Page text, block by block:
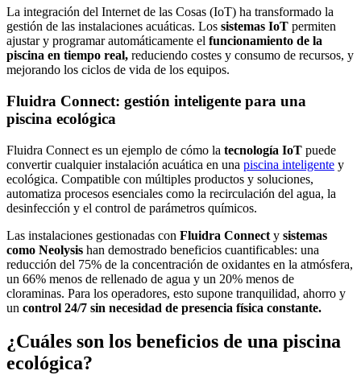
La integración del Internet de las Cosas (IoT) ha transformado la
gestión de las instalaciones acuáticas. Los sistemas IoT permiten
ajustar y programar automáticamente el funcionamiento de la
piscina en tiempo real, reduciendo costes y consumo de recursos, y
mejorando los ciclos de vida de los equipos.
Fluidra Connect: gestión inteligente para una
piscina ecológica
Fluidra Connect es un ejemplo de cómo la tecnología IoT puede
convertir cualquier instalación acuática en una piscina inteligente y
ecológica. Compatible con múltiples productos y soluciones,
automatiza procesos esenciales como la recirculación del agua, la
desinfección y el control de parámetros químicos.
Las instalaciones gestionadas con Fluidra Connect y sistemas
como Neolysis han demostrado beneficios cuantificables: una
reducción del 75% de la concentración de oxidantes en la atmósfera,
un 66% menos de rellenado de agua y un 20% menos de
cloraminas. Para los operadores, esto supone tranquilidad, ahorro y
un control 24/7 sin necesidad de presencia física constante.
¿Cuáles son los beneficios de una piscina
ecológica?